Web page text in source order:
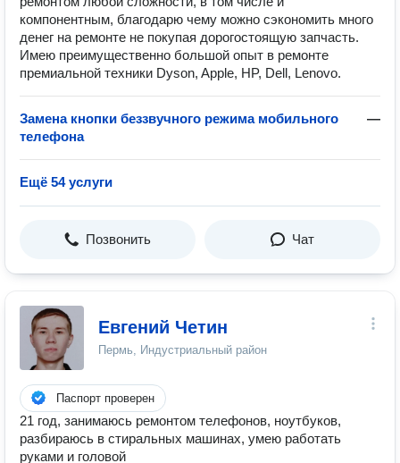
компонентным, благодарю чему можно сэкономить много
денег на ремонте не покупая дорогостоящую запчасть.
Имею преимущественно большой опыт в ремонте
премиальной техники Dyson, Apple, HP, Dell, Lenovo.
Замена кнопки беззвучного режима мобильного
телефона
—
Ещё 54 услуги
Позвонить Чат
Евгений Четин
Пермь, Индустриальный район
Паспорт проверен
21 год, занимаюсь ремонтом телефонов, ноутбуков,
разбираюсь в стиральных машинах, умею работать
руками и головой